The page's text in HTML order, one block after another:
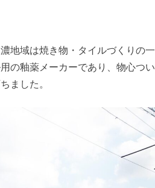
地域は焼き物・タイルづくりの一
の釉薬メーカーであり、物心つい
ました。